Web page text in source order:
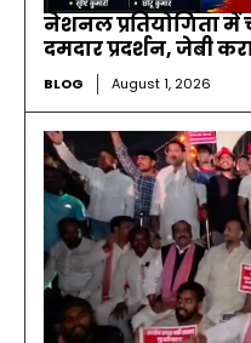
नेशनल प्रतियोगिता में
दमदार प्रदर्शन, जेबी
BLOG August 1, 2026